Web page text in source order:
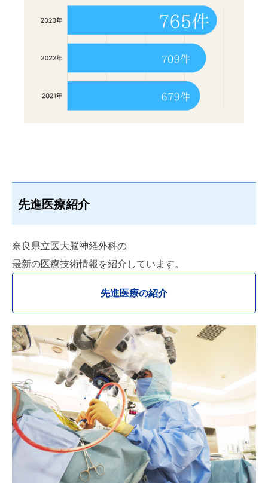
先進医療紹介
奈良県立医大脳神経外科の
最新の医療技術情報を紹介しています。
先進医療の紹介